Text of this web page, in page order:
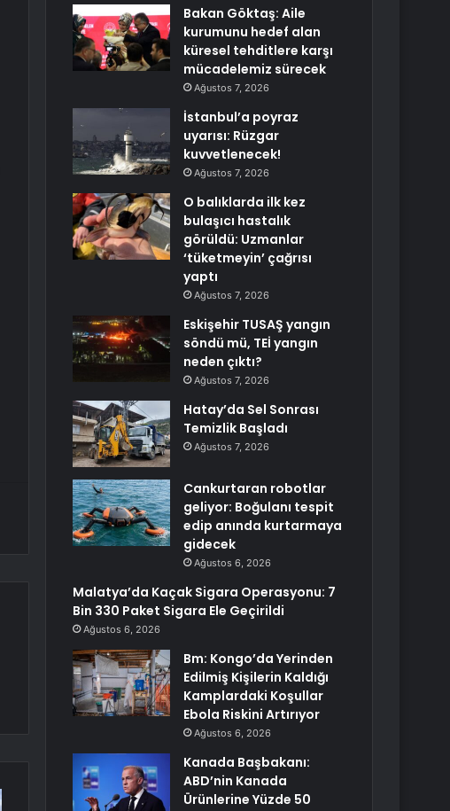
Bakan Göktaş: Aile
kurumunu hedef alan
küresel tehditlere karşı
mücadelemiz sürecek
Ağustos 7, 2026
İstanbul’a poyraz
uyarısı: Rüzgar
kuvvetlenecek!
Ağustos 7, 2026
O balıklarda ilk kez
bulaşıcı hastalık
görüldü: Uzmanlar
‘tüketmeyin’ çağrısı
yaptı
Ağustos 7, 2026
Eskişehir TUSAŞ yangın
söndü mü, TEİ yangın
neden çıktı?
Ağustos 7, 2026
Hatay’da Sel Sonrası
Temizlik Başladı
Ağustos 7, 2026
Cankurtaran robotlar
geliyor: Boğulanı tespit
edip anında kurtarmaya
gidecek
Ağustos 6, 2026
Malatya’da Kaçak Sigara Operasyonu: 7
Bin 330 Paket Sigara Ele Geçirildi
Ağustos 6, 2026
Bm: Kongo’da Yerinden
Edilmiş Kişilerin Kaldığı
Kamplardaki Koşullar
Ebola Riskini Artırıyor
Ağustos 6, 2026
Kanada Başbakanı:
ABD’nin Kanada
Ürünlerine Yüzde 50